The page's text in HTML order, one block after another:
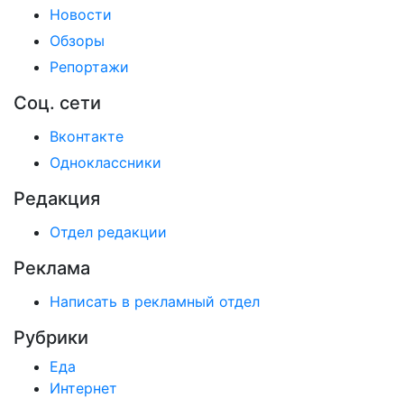
Новости
Обзоры
Репортажи
Соц. сети
Вконтакте
Одноклассники
Редакция
Отдел редакции
Реклама
Написать в рекламный отдел
Рубрики
Еда
Интернет